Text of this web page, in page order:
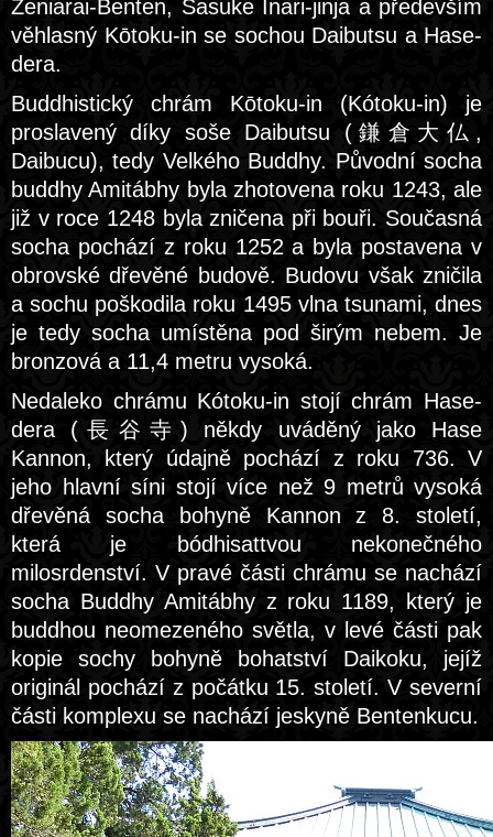
Zeniarai-Benten, Sasuke Inari-jinja a především
věhlasný Kōtoku-in se sochou Daibutsu a Hase-
dera.
Buddhistický chrám Kōtoku-in (Kótoku-in) je
proslavený díky soše Daibutsu (鎌倉大仏,
Daibucu), tedy Velkého Buddhy. Původní socha
buddhy Amitábhy byla zhotovena roku 1243, ale
již v roce 1248 byla zničena při bouři. Současná
socha pochází z roku 1252 a byla postavena v
obrovské dřevěné budově. Budovu však zničila
a sochu poškodila roku 1495 vlna tsunami, dnes
je tedy socha umístěna pod širým nebem. Je
bronzová a 11,4 metru vysoká.
Nedaleko chrámu Kótoku-in stojí chrám Hase-
dera (長谷寺) někdy uváděný jako Hase
Kannon, který údajně pochází z roku 736. V
jeho hlavní síni stojí více než 9 metrů vysoká
dřevěná socha bohyně Kannon z 8. století,
která je bódhisattvou nekonečného
milosrdenství. V pravé části chrámu se nachází
socha Buddhy Amitábhy z roku 1189, který je
buddhou neomezeného světla, v levé části pak
kopie sochy bohyně bohatství Daikoku, jejíž
originál pochází z počátku 15. století. V severní
části komplexu se nachází jeskyně Bentenkucu.